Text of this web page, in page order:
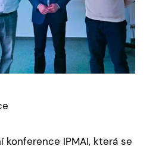
konference IPMAI, která se